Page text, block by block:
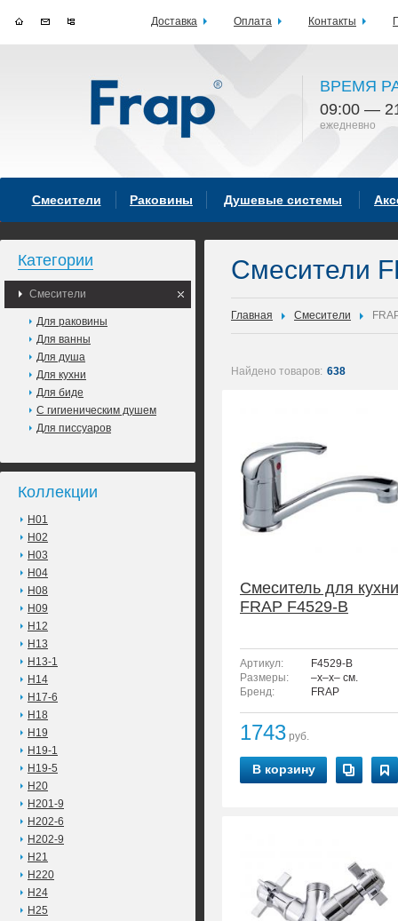
ВРЕМЯ
09:00 —
ежедневно
Смесители Раковины Душевые системы
Категории
Смесители
Для раковины
Для ванны
Для душа
Для кухни
Для биде
С гигиеническим душем
Для писсуаров
Коллекции
H01
H02
H03
H04
H08
H09
H12
H13
H13-1
H14
H17-6
H18
H19
H19-1
H19-5
H20
H201-9
H202-6
H202-9
H21
H220
H24
H25
Смесители
Главная Смесители
Найдено товаров: 638
Смеситель для кухни
FRAP F4529-B
Артикул:
F4529-B
Размеры:
–x–x– см.
Бренд:
FRAP
1743 руб.
В корзину
Доставка Оплата Контакты